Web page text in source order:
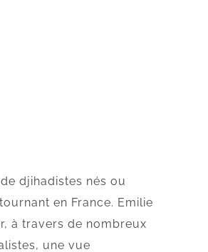
djihadistes nés ou
en France. Emilie
à travers de nombreux
une vue